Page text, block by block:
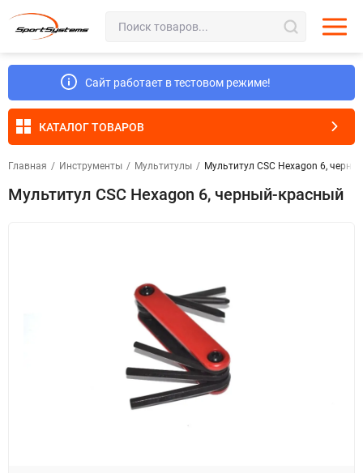
Сайт работает в тестовом режиме!
КАТАЛОГ ТОВАРОВ
Главная / Инструменты / Мультитулы / Мультитул CSC Hexagon 6,
Мультитул CSC Hexagon 6, черный-красный